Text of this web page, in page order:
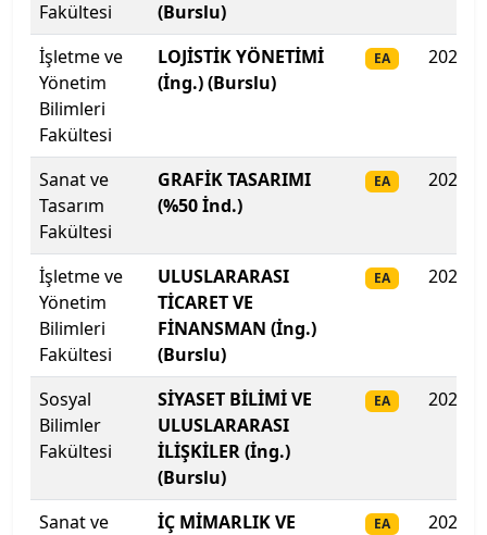
Erzincan Binali Yıldırım Üniversitesi
Erzurum Teknik Üniversitesi
Eskişehir Osmangazi Üniversitesi
Eskişehir Teknik Üniversitesi
Fatih Sultan Mehmet Vakıf Üniversitesi
Fenerbahçe Üniversitesi
Fırat Üniversitesi
Galatasaray Üniversitesi
Gazi Üniversitesi
Gaziantep İslam Bilim ve Teknoloji Üniversitesi
Fakültesi
(Burslu)
İşletme ve
Yönetim
Bilimleri
Fakültesi
LOJİSTİK YÖNETİMİ
(İng.) (Burslu)
EA 2025
Sanat ve
Tasarım
Fakültesi
GRAFİK TASARIMI
(%50 İnd.)
EA 2025
İşletme ve
Yönetim
Bilimleri
Fakültesi
ULUSLARARASI
TİCARET VE
FİNANSMAN (İng.)
(Burslu)
EA 2025
Sosyal
Bilimler
Fakültesi
SİYASET BİLİMİ VE
ULUSLARARASI
İLİŞKİLER (İng.)
(Burslu)
EA 2025
Sanat ve
İÇ MİMARLIK VE
EA 2025